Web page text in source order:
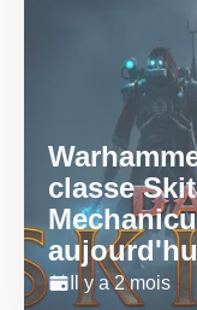
classe
Il y a 2 mois